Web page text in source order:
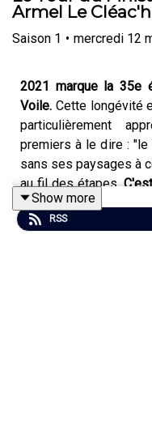
Armel Le Cléac'h
Saison 1 • mercredi 12
2021 marque la 35e
Voile. Cette longévité
particulièrement
premiers à le dire :
sans ses paysages à
au fil des étapes.
naviguer, se faufiler
coups de vents,
Show more
RSS